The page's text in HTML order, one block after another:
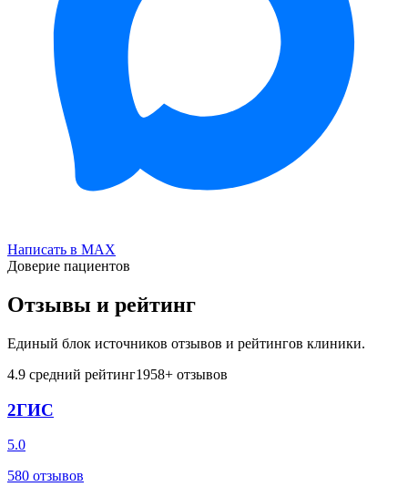
Написать в MAX
Доверие пациентов
Отзывы и рейтинг
Единый блок источников отзывов и рейтингов клиники.
4.9 средний рейтинг1958+ отзывов
2ГИС
5.0
580 отзывов